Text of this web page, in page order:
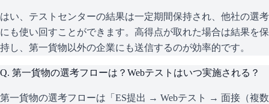
はい、テストセンターの結果は一定期間保持され、他社の選考
にも使い回すことができます。高得点が取れた場合は結果を保
持し、第一貨物以外の企業にも送信するのが効率的です。
Q. 第一貨物の選考フローは？Webテストはいつ実施される？
第一貨物の選考フローは「ES提出 → Webテスト → 面接（複数